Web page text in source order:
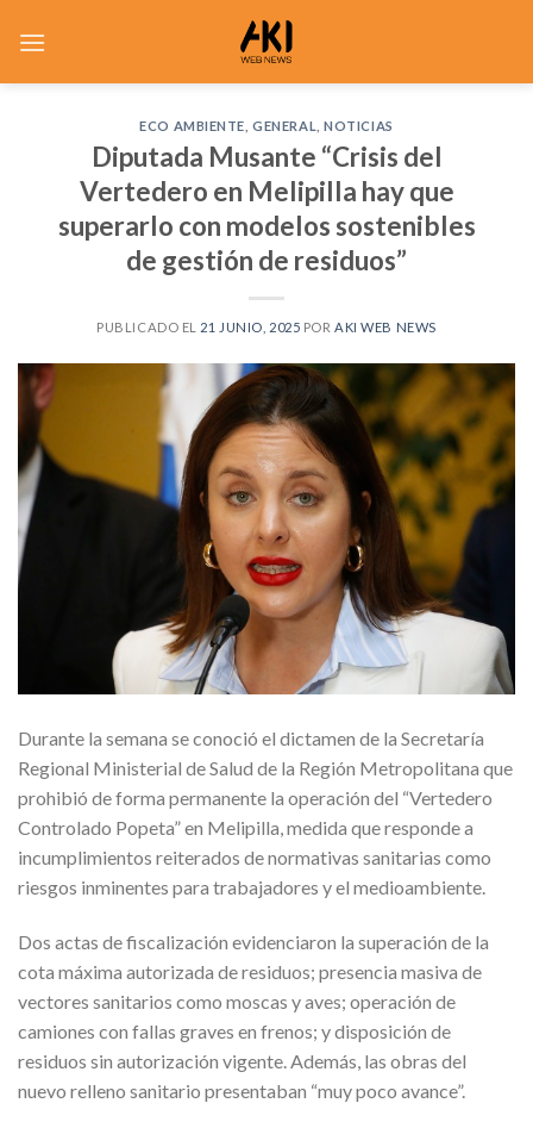
ECO AMBIENTE ,GENERAL ,NOTICIAS
Diputada Musante “Crisis del
Vertedero en Melipilla hay que
superarlo con modelos sostenibles
de gestión de residuos”
PUBLICADO EL 21 JUNIO, 2025 POR AKI WEB NEWS
Durante la semana se conoció el dictamen de la Secretaría
Regional Ministerial de Salud de la Región Metropolitana que
prohibió de forma permanente la operación del “Vertedero
Controlado Popeta” en Melipilla, medida que responde a
incumplimientos reiterados de normativas sanitarias como
riesgos inminentes para trabajadores y el medioambiente.
Dos actas de fiscalización evidenciaron la superación de la
cota máxima autorizada de residuos; presencia masiva de
vectores sanitarios como moscas y aves; operación de
camiones con fallas graves en frenos; y disposición de
residuos sin autorización vigente. Además, las obras del
nuevo relleno sanitario presentaban “muy poco avance”.